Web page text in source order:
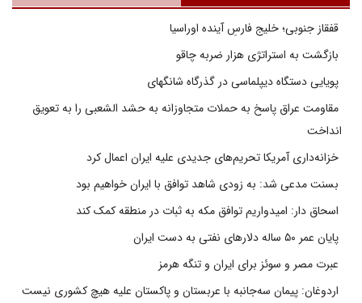
قفقاز جنوبی؛ خلیج فارسِ آینده اوراسیا
بازگشت به استراتژی هزار ضربه چاقو
پویایی دستگاه دیپلماسی در گذرگاه شانگهای
مقاومت عراق پاسخ به حملات متجاوزانه به حشد الشعبی را به تعویق
انداخت
خزانه‌داری آمریکا تحریم‌های جدیدی علیه ایران اعمال کرد
بسنت مدعی شد: به زودی شاهد توافق با ایران خواهیم بود
اسحاق دار: امیدواریم توافق مکه به ثبات در منطقه کمک کند
پایان عمر ۵۰ ساله دلارهای نفتی به دست ایران
عبرت مصر و سوئز برای ایران و تنگه هرمز
اردوغان: پیمان سه‌جانبه با عربستان و پاکستان علیه هیچ کشوری نیست